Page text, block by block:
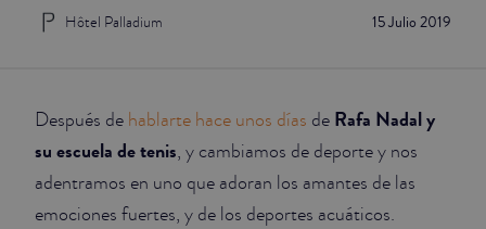
15 Julio 2019
Hôtel Palladium
Después de hablarte hace unos días de Rafa Nadal y
su escuela de tenis, y cambiamos de deporte y nos
adentramos en uno que adoran los amantes de las
emociones fuertes, y de los deportes acuáticos.
DOBLE RED
DOUBLE WHITE
DOUBLE INN CATHÉDRALE